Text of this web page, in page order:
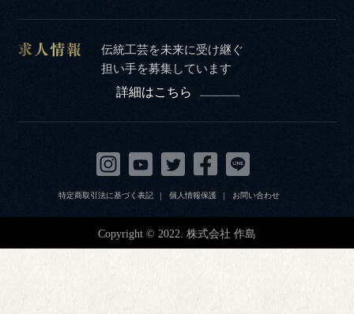
伝統工芸を未来に受け継ぐ
担い手を募集しています
詳細はこちら
特定商取引法に基づく表記 個人情報保護 お問い合わせ
Copyright © 2022. 株式会社 作島